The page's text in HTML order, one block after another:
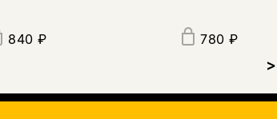
840 ₽ 780 ₽
>